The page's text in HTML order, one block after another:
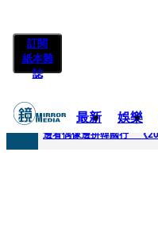
訂閱
紙本雜
誌
最新 娛樂
快訊